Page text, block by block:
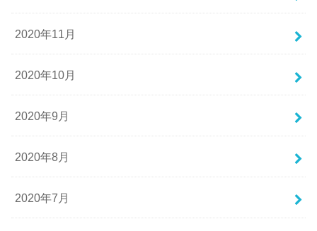
2020年11月
2020年10月
2020年9月
2020年8月
2020年7月